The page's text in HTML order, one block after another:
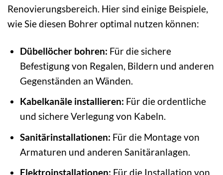
Renovierungsbereich. Hier sind einige Beispiele,
wie Sie diesen Bohrer optimal nutzen können:
Dübellöcher bohren: Für die sichere
Befestigung von Regalen, Bildern und anderen
Gegenständen an Wänden.
Kabelkanäle installieren: Für die ordentliche
und sichere Verlegung von Kabeln.
Sanitärinstallationen: Für die Montage von
Armaturen und anderen Sanitäranlagen.
Elektroinstallationen: Für die Installation von